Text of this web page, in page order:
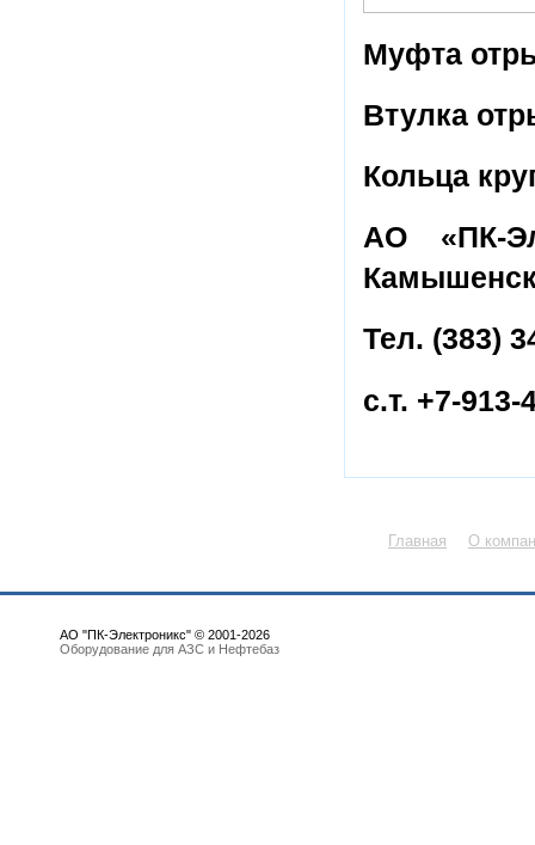
Муфта
Втулка
Кольца
АО «ПК-
Тел. (383)
с.т. +7-913-
Главная О
АО "ПК-Электроникс" © 2001-2026
Оборудование для АЗС и Нефтебаз